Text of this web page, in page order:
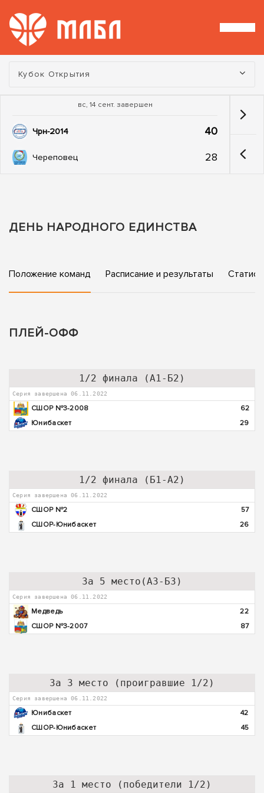
Турнир:
Кубок Открытия
вс, 14 сент. завершен
Чрн-2014 40
Череповец 28
ДЕНЬ НАРОДНОГО ЕДИНСТВА
Положение команд Расписание и результаты
ПЛЕЙ-ОФФ
1/2 финала (А1-Б2)
Серия завершена 06.11.2022
СШОР №3-2008
62
Юнибаскет
29
1/2 финала (Б1-А2)
Серия завершена 06.11.2022
СШОР №2
57
СШОР-Юнибаскет
26
За 5 место(А3-Б3)
Серия завершена 06.11.2022
Медведь
22
СШОР №3-2007
87
За 3 место (проигравшие 1/2)
Серия завершена 06.11.2022
Юнибаскет
42
СШОР-Юнибаскет
45
За 1 место (победители 1/2)